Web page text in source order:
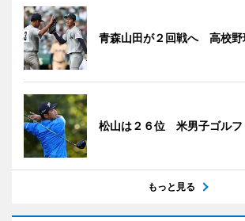
青森山田が２回戦へ 高校野
松山は２６位 米男子ゴルフ
もっと見る